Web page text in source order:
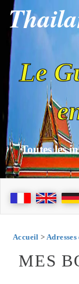
Le
Toutes les
Accueil >
MES